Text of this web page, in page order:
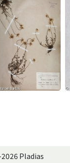
Pladias